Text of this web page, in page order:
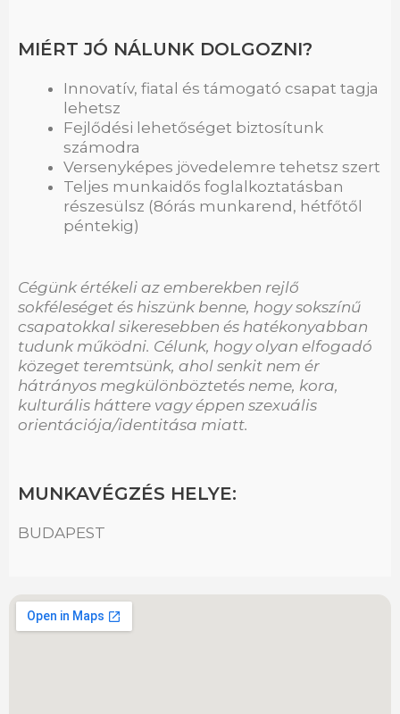
MIÉRT JÓ NÁLUNK DOLGOZNI?
Innovatív, fiatal és támogató csapat tagja
lehetsz
Fejlődési lehetőséget biztosítunk
számodra
Versenyképes jövedelemre tehetsz szert
Teljes munkaidős foglalkoztatásban
részesülsz (8órás munkarend, hétfőtől
péntekig)
Cégünk értékeli az emberekben rejlő
sokféleséget és hiszünk benne, hogy sokszínű
csapatokkal sikeresebben és hatékonyabban
tudunk működni. Célunk, hogy olyan elfogadó
közeget teremtsünk, ahol senkit nem ér
hátrányos megkülönböztetés neme, kora,
kulturális háttere vagy éppen szexuális
orientációja/identitása miatt.
MUNKAVÉGZÉS HELYE:
BUDAPEST